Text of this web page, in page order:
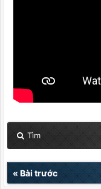
Tìm
« Bài trước